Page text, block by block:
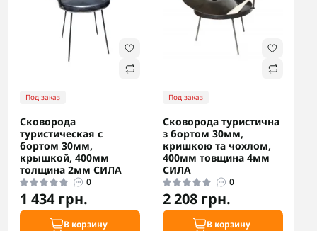
Под заказ
Сковорода
туристическая с
бортом 30мм,
крышкой, 400мм
толщина 2мм СИЛА
0
1 434 грн.
В корзину
Под заказ
Сковорода туристична
з бортом 30мм,
кришкою та чохлом,
400мм товщина 4мм
СИЛА
0
2 208 грн.
В корзину